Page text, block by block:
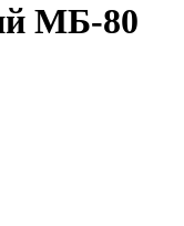
МБ-80